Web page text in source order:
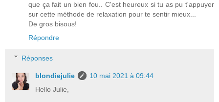
que ça fait un bien fou.. C'est heureux si tu as pu t'appuyer
sur cette méthode de relaxation pour te sentir mieux...
De gros bisous!
Répondre
Réponses
blondiejulie
10 mai 2021 à 09:44
Hello Julie,